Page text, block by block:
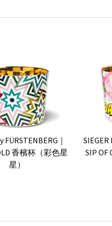
FÜRSTENBERG｜
香檳杯（彩色星
星）
SIEGER
SIP OF